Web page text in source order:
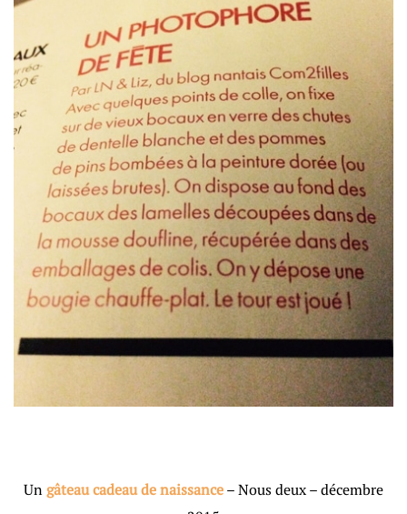
Ungâteau cadeau de naissance– Nous deux – décembre